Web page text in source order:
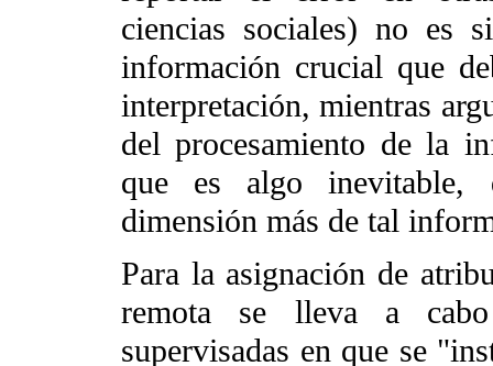
ciencias sociales) no es
información crucial que
interpretación, mientras
del procesamiento de la
que es algo inevitable,
dimensión más de tal
Para la asignación de
remota se lleva a
supervisadas en que se